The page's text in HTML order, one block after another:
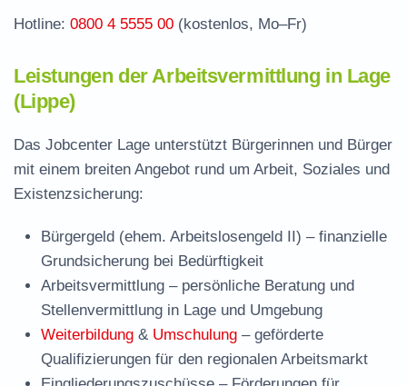
Hotline: 0800 4 5555 00 (kostenlos, Mo–Fr)
Leistungen der Arbeitsvermittlung in Lage
(Lippe)
Das Jobcenter Lage unterstützt Bürgerinnen und Bürger
mit einem breiten Angebot rund um Arbeit, Soziales und
Existenzsicherung:
Bürgergeld (ehem. Arbeitslosengeld II) – finanzielle
Grundsicherung bei Bedürftigkeit
Arbeitsvermittlung – persönliche Beratung und
Stellenvermittlung in Lage und Umgebung
Weiterbildung & Umschulung – geförderte
Qualifizierungen für den regionalen Arbeitsmarkt